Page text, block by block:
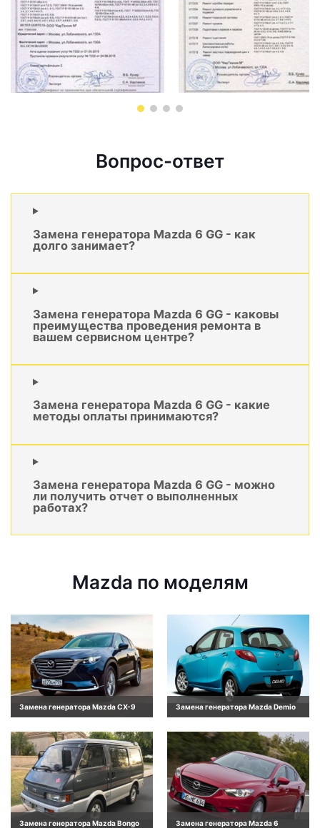
Вопрос-ответ
Замена генератора Mazda 6 GG - как
долго занимает?
Замена генератора Mazda 6 GG - каковы
преимущества проведения ремонта в
вашем сервисном центре?
Замена генератора Mazda 6 GG - какие
методы оплаты принимаются?
Замена генератора Mazda 6 GG - можно
ли получить отчет о выполненных
работах?
Mazda по моделям
Замена генератора Mazda CX-9 Замена генератора Mazda Demio
Замена генератора Mazda Bongo Замена генератора Mazda 6